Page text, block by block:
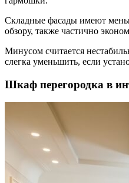
Складные фасады имеют
обзору, также частично
Минусом считается
слегка уменьшить, если
Шкаф перегородка в